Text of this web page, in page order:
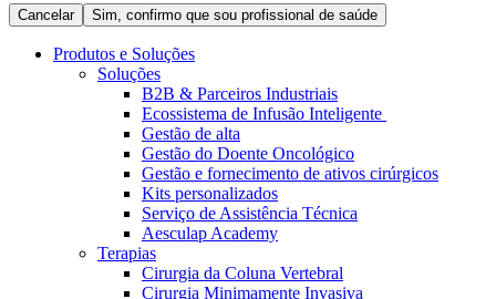
Terapia de Intervenção Vascular
Tratamento de Feridas
Tratamento de Sangue Extracorporal
Soluções
Empresa
Responsabilidade
Contactos
Cancelar Sim, confirmo que sou profissional de saúde
Produtos e Soluções
Soluções
B2B & Parceiros Industriais
Ecossistema de Infusão Inteligente
Gestão de alta
Gestão do Doente Oncológico
Gestão e fornecimento de ativos cirúrgicos
Kits personalizados
Serviço de Assistência Técnica
Aesculap Academy
Terapias
Cirurgia da Coluna Vertebral
Cirurgia Minimamente Invasiva